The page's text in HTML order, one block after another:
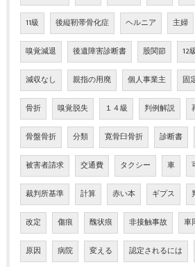
11級 後縦靭帯骨化症 ヘルニア 主婦
嗅覚減退 後遺障害診断書 股関節 12
減収なし 親指の用廃 個人事業主 固
骨折 嗅覚脱失 １４級 判例解説
骨盤骨折 分類 寛骨臼骨折 診断書
被害者請求 交通費 タクシー 車
裁判所基準 計算 赤い本 ギプス
改定 傷痕 醜状痕 非接触事故 車
原因 病院 変える 認定されるには